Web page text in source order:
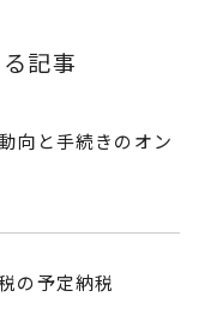
記事
向と手続きのオン
の予定納税